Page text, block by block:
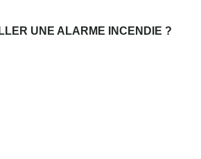
UNE ALARME INCENDIE ?